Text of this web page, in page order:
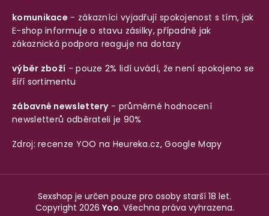
komunikace - zákazníci vyjadřují spokojenost s tím, jak
E-shop informuje o stavu zásilky, případně jak
zákaznická podpora reaguje na dotazy
výběr zboží - pouze 2% lidí uvádí, že není spokojeno se
šíří sortimentu
zábavné newslettery- průměrné hodnocení
newsletterů odběrateli je 90%
Zdroj: recenze YOO na Heureka.cz,Google Mapy
Sexshop je určen pouze pro osoby starší 18 let.
Copyright 2026 Yoo. Všechna práva vyhrazena.